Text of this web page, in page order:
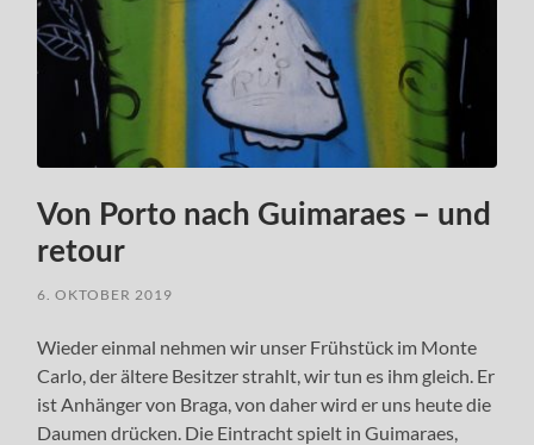
Von Porto nach Guimaraes – und
retour
6. OKTOBER 2019
Wieder einmal nehmen wir unser Frühstück im Monte
Carlo, der ältere Besitzer strahlt, wir tun es ihm gleich. Er
ist Anhänger von Braga, von daher wird er uns heute die
Daumen drücken. Die Eintracht spielt in Guimaraes,